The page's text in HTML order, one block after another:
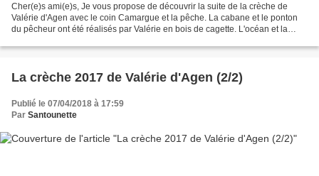
Cher(e)s ami(e)s, Je vous propose de découvrir la suite de la crèche de
Valérie d'Agen avec le coin Camargue et la pêche. La cabane et le ponton
du pêcheur ont été réalisés par Valérie en bois de cagette. L'océan et la
La crèche 2017 de Valérie d'Agen (2/2)
Publié le 07/04/2018 à 17:59
Par Santounette